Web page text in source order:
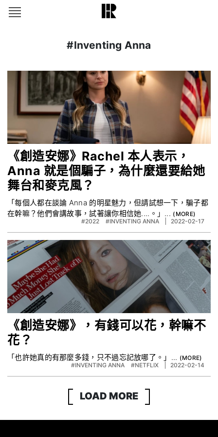
#Inventing Anna
《創造安娜》Rachel 本人表示，
Anna 就是個騙子，為什麼還要給她
舞台和麥克風？
「每個人都在談論 Anna 的明星魅力，但請試想一下，騙子都
在幹嘛？他們會講故事，試著讓你相信她....。」...
#2022 #INVENTING ANNA 2022-02-17
《創造安娜》，有錢可以花，幹嘛不
花？
「也許她真的有那麼多錢，只不過忘記放哪了。」...
#INVENTING ANNA #NETFLIX 2022-02-14
LOAD MORE